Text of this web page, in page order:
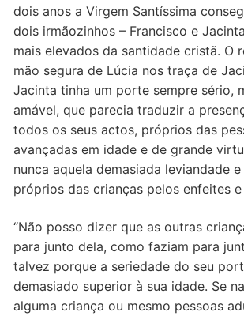
dois anos a Virgem Santíssima
dois irmãozinhos – Francisco e
mais elevados da santidade cristã. O
mão segura de Lúcia nos traça de
Jacinta tinha um porte sempre sério,
amável, que parecia traduzir a
todos os seus actos, próprios das
avançadas em idade e de grande
nunca aquela demasiada leviandade
próprios das crianças pelos enfeites
“Não posso dizer que as outras
para junto dela, como faziam para
talvez porque a seriedade do seu
demasiado superior à sua idade. Se
alguma criança ou mesmo pessoas